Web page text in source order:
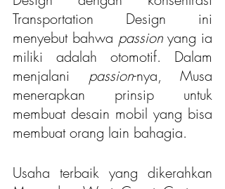
Transportation Design ini
menyebut bahwa passion yang ia
miliki adalah otomotif. Dalam
menjalani passion-nya, Musa
menerapkan prinsip untuk
membuat desain mobil yang bisa
membuat orang lain bahagia.
Usaha terbaik yang dikerahkan